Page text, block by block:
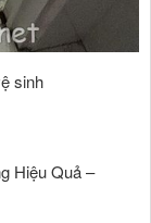
sinh
Hiệu Quả –